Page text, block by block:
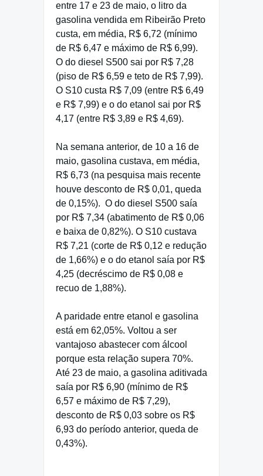
entre 17 e 23 de maio, o litro da
gasolina vendida em Ribeirão Preto
custa, em média, R$ 6,72 (mínimo
de R$ 6,47 e máximo de R$ 6,99).
O do diesel S500 sai por R$ 7,28
(piso de R$ 6,59 e teto de R$ 7,99).
O S10 custa R$ 7,09 (entre R$ 6,49
e R$ 7,99) e o do etanol sai por R$
4,17 (entre R$ 3,89 e R$ 4,69).
Na semana anterior, de 10 a 16 de
maio, gasolina custava, em média,
R$ 6,73 (na pesquisa mais recente
houve desconto de R$ 0,01, queda
de 0,15%). O do diesel S500 saía
por R$ 7,34 (abatimento de R$ 0,06
e baixa de 0,82%). O S10 custava
R$ 7,21 (corte de R$ 0,12 e redução
de 1,66%) e o do etanol saía por R$
4,25 (decréscimo de R$ 0,08 e
recuo de 1,88%).
A paridade entre etanol e gasolina
está em 62,05%. Voltou a ser
vantajoso abastecer com álcool
porque esta relação supera 70%.
Até 23 de maio, a gasolina aditivada
saía por R$ 6,90 (mínimo de R$
6,57 e máximo de R$ 7,29),
desconto de R$ 0,03 sobre os R$
6,93 do período anterior, queda de
0,43%).